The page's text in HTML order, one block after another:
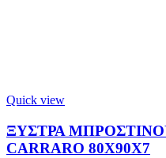
Quick view
ΞΥΣΤΡΑ
CARRARO 80X90X7